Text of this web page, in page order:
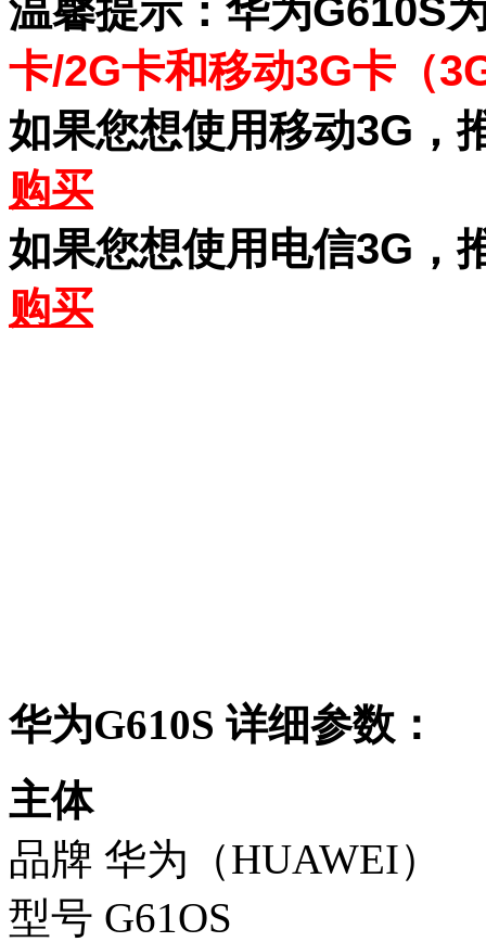
温馨提示：华为G610S
卡/2G卡和移动3G卡（
如果您想使用移动3G，
购买
如果您想使用电信3G，
购买
华为G610S 详细参数：
主体
品牌 华为（HUAWEI）
型号 G61OS